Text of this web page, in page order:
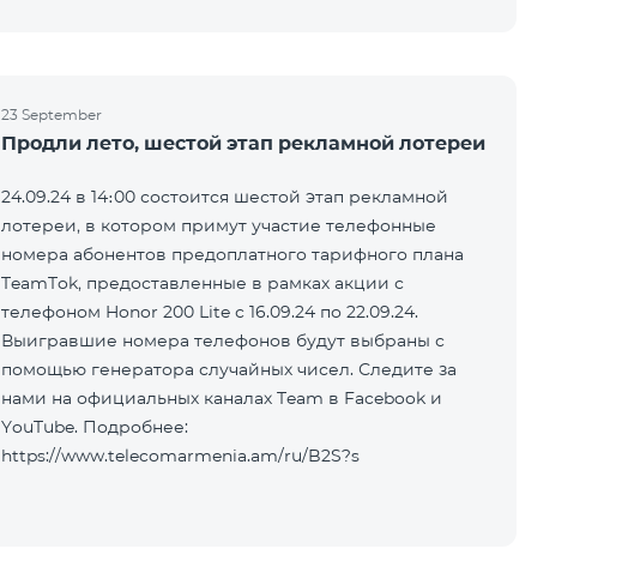
23 September
Продли лето, шестой этап рекламной лотереи
24.09.24 в 14։00 состоится шестой этап рекламной
лотереи, в котором примут участие телефонные
номера абонентов предоплатного тарифного плана
TeamTok, предоставленные в рамках акции с
телефоном Honor 200 Lite с 16.09.24 по 22.09.24.
Выигравшие номера телефонов будут выбраны с
помощью генератора случайных чисел. Следите за
нами на официальных каналах Team в Facebook и
YouTube. Подробнее:
https://www.telecomarmenia.am/ru/B2S?s